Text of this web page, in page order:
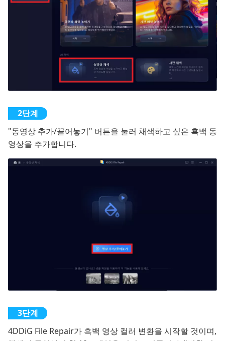
"동영상 추가/끌어놓기" 버튼을 눌러 채색하고 싶은 흑백 동
영상을 추가합니다.
4DDiG File Repair가 흑백 영상 컬러 변환을 시작할 것이며,